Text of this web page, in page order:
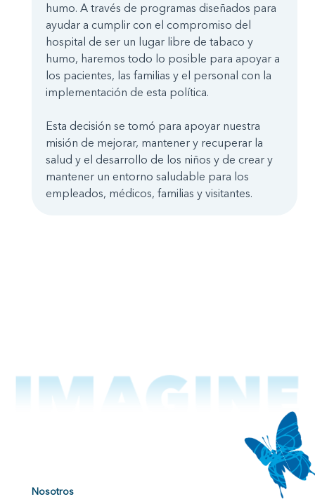
humo. A través de programas diseñados para
ayudar a cumplir con el compromiso del
hospital de ser un lugar libre de tabaco y
humo, haremos todo lo posible para apoyar a
los pacientes, las familias y el personal con la
implementación de esta política.
Esta decisión se tomó para apoyar nuestra
misión de mejorar, mantener y recuperar la
salud y el desarrollo de los niños y de crear y
mantener un entorno saludable para los
empleados, médicos, familias y visitantes.
Nosotros